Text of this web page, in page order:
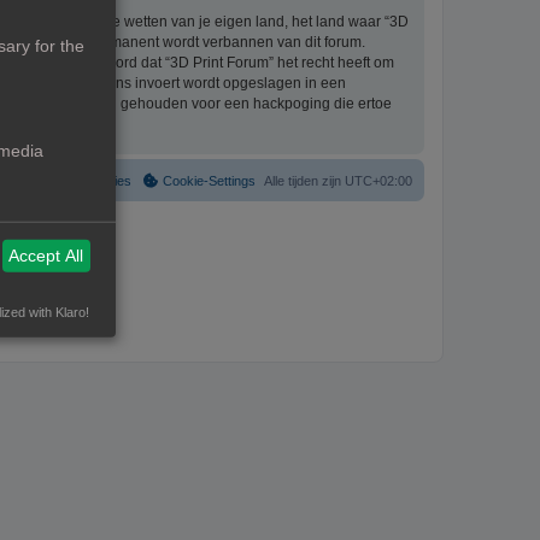
bevat die de wetten van je eigen land, het land waar “3D
ingang en permanent wordt verbannen van dit forum.
er mee akkoord dat “3D Print Forum” het recht heeft om
die je bij ons invoert wordt opgeslagen in een
worden gehouden voor een hackpoging die ertoe
Alle tijden zijn UTC+02:00
Cookie-Settings
Verwijder cookies
for the
Accept All
with Klaro!